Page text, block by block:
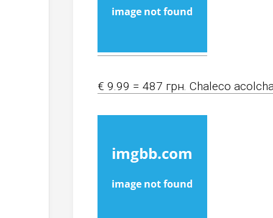
€ 9.99 = 487 грн. Chaleco